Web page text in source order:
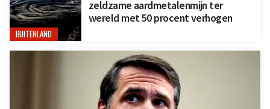
BUITENLAND
zeldzame aardmetalenmijn ter
wereld met 50 procent verhogen